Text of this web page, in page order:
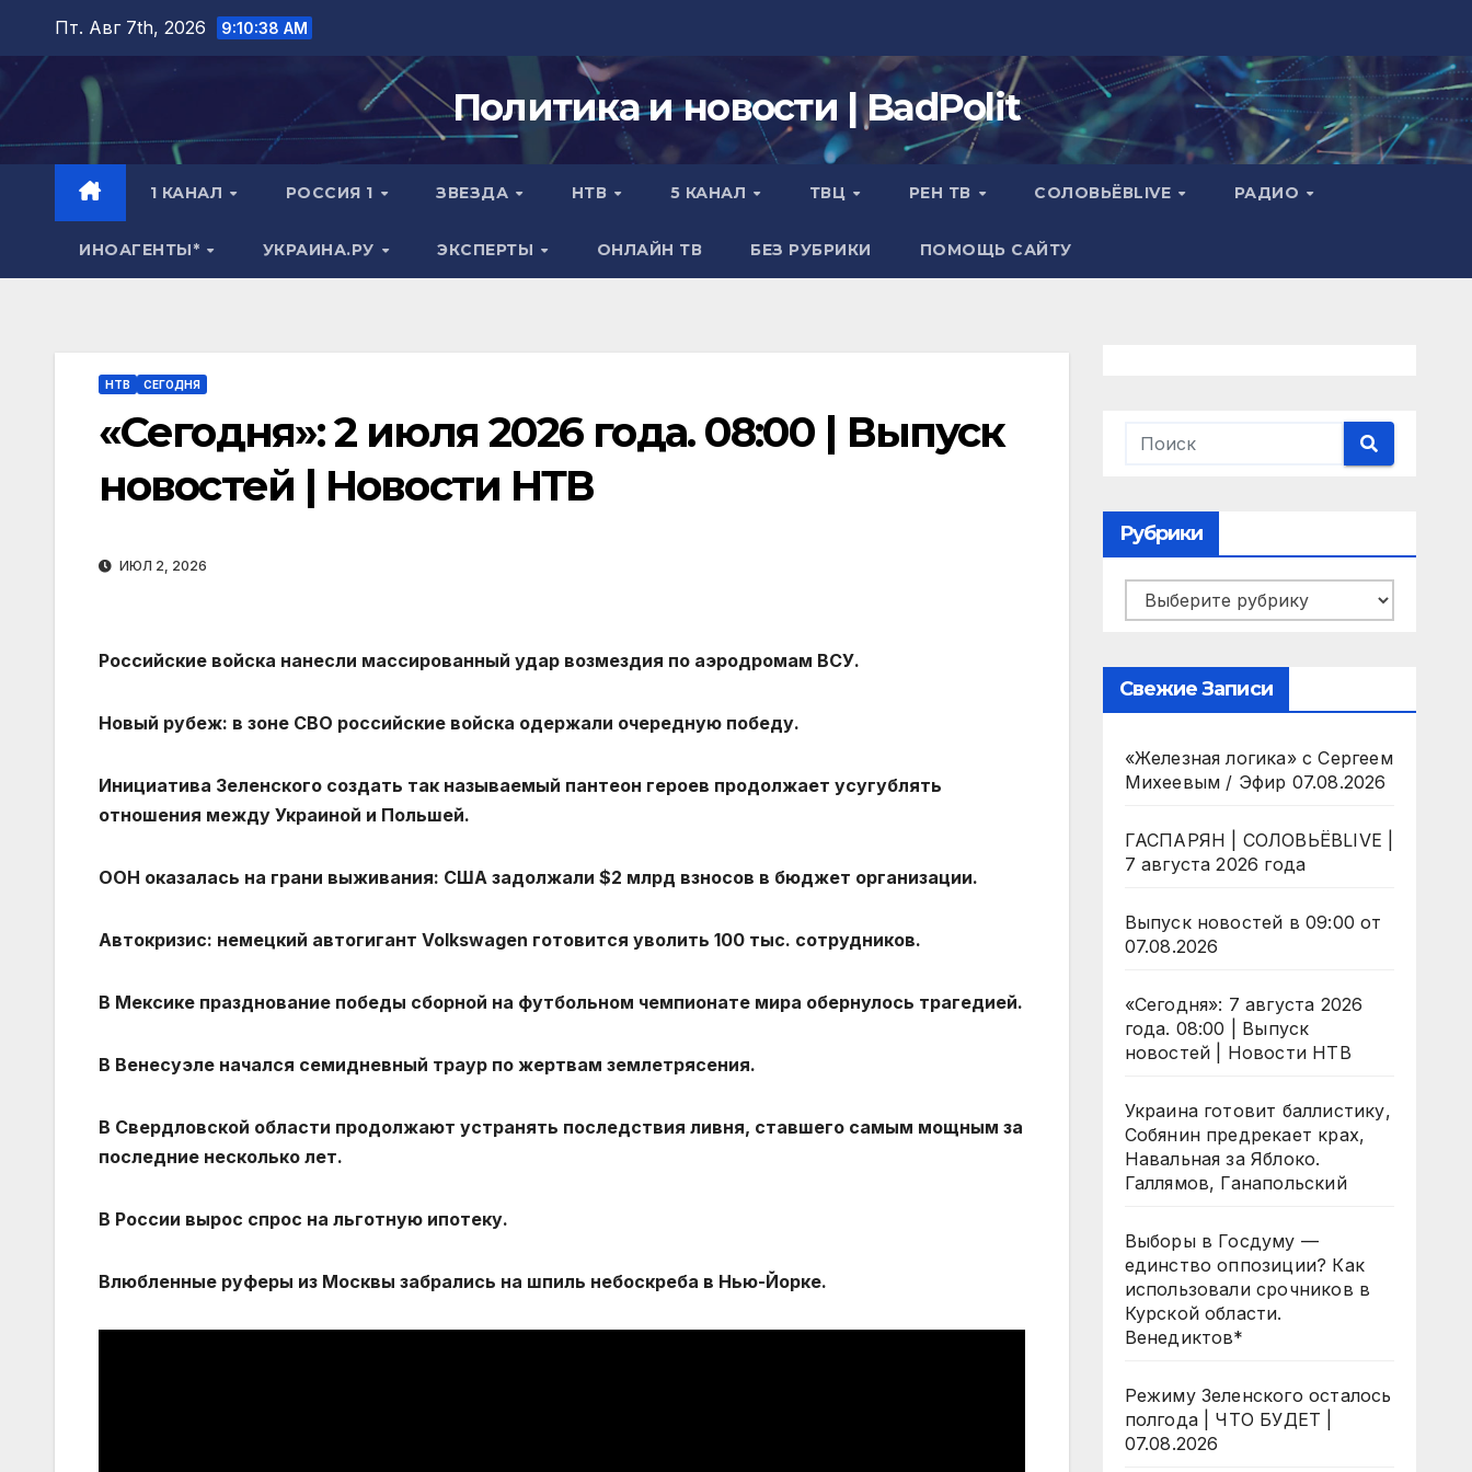
Перейти
содержимому
Пт. Авг 7th, 2026 9:10:39 AM
Политика и новости | BadPolit
1 КАНАЛ РОССИЯ 1 ЗВЕЗДА НТВ 5 КАНАЛ ТВЦ РЕН ТВ СОЛОВЬЁВLIVE РАДИО
ИНОАГЕНТЫ* УКРАИНА.РУ ЭКСПЕРТЫ ОНЛАЙН ТВ БЕЗ РУБРИКИ ПОМОЩЬ САЙТУ
НТВ СЕГОДНЯ
«Сегодня»: 2 июля 2026 года. 08:00 | Выпуск
новостей | Новости НТВ
ИЮЛ 2, 2026
Российские войска нанесли массированный удар возмездия по аэродромам ВСУ.
Новый рубеж: в зоне СВО российские войска одержали очередную победу.
Инициатива Зеленского создать так называемый пантеон героев продолжает усугублять
отношения между Украиной и Польшей.
ООН оказалась на грани выживания: США задолжали $2 млрд взносов в бюджет организации.
Автокризис: немецкий автогигант Volkswagen готовится уволить 100 тыс. сотрудников.
В Мексике празднование победы сборной на футбольном чемпионате мира обернулось трагедией.
В Венесуэле начался семидневный траур по жертвам землетрясения.
В Свердловской области продолжают устранять последствия ливня, ставшего самым мощным за
последние несколько лет.
В России вырос спрос на льготную ипотеку.
Влюбленные руферы из Москвы забрались на шпиль небоскреба в Нью-Йорке.
Рубрики
Рубрики
Свежие Записи
«Железная логика» с Сергеем
Михеевым / Эфир 07.08.2026
ГАСПАРЯН | СОЛОВЬЁВLIVE |
7 августа 2026 года
Выпуск новостей в 09:00 от
07.08.2026
«Сегодня»: 7 августа 2026
года. 08:00 | Выпуск
новостей | Новости НТВ
Украина готовит баллистику,
Собянин предрекает крах,
Навальная за Яблоко.
Галлямов, Ганапольский
Выборы в Госдуму —
единство оппозиции? Как
использовали срочников в
Курской области.
Венедиктов*
Режиму Зеленского осталось
полгода | ЧТО БУДЕТ |
07.08.2026